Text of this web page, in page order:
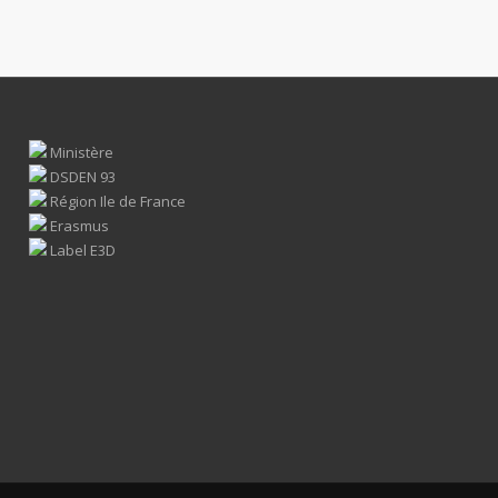
Ministère
DSDEN 93
Région Ile de France
Erasmus
Label E3D